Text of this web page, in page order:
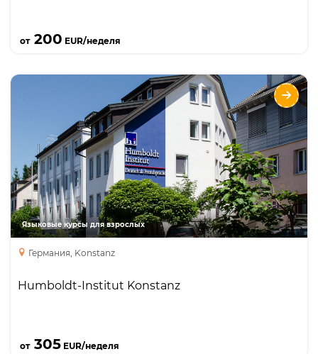
от200 EUR/неделя
Языковые курсы для взрослых
Германия, Konstanz
Humboldt-Institut Konstanz
от305 EUR/неделя
Humboldt-Institut Konstanz
Курсы
Языки
Интенсивный курс
Занятия с преподавателем один на один
курс подготовки к экзаменам